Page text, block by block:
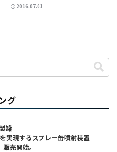
2016.07.01
グ
罐
実現するスプレー缶噴射装置
販売開始。